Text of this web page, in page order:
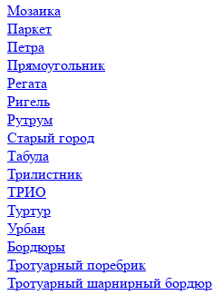
Мозаика
Паркет
Петра
Прямоугольник
Регата
Ригель
Рутрум
Старый город
Табула
Трилистник
ТРИО
Туртур
Урбан
Бордюры
Тротуарный поребрик
Тротуарный шарнирный бордюр